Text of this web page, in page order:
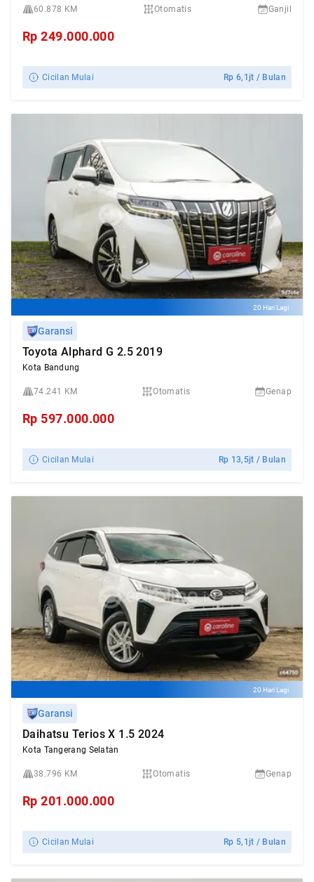
60.878 KM Otomatis Ganjil
Rp249.000.000
Cicilan Mulai Rp6,1jt / Bulan
20 Hari Lagi
Garansi
Toyota Alphard G 2.5 2019
Kota Bandung
74.241 KM Otomatis Genap
Rp 597.000.000
Cicilan Mulai Rp 13,5jt / Bulan
20 Hari Lagi
Garansi
Daihatsu Terios X 1.5 2024
Kota Tangerang Selatan
38.796 KM Otomatis Genap
Rp201.000.000
Cicilan Mulai Rp 5,1jt / Bulan